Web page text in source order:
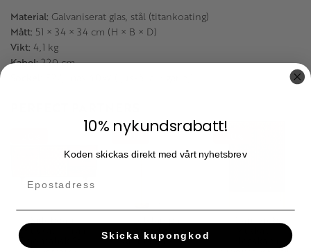
Material: Galvaniserat glas, stål (titankoating)
Mått: 51 × 34 × 34 cm (H × B × D)
Vikt: 4,1 kg
Kabel:220 cm
Sideboard
Muskat – Trä i
Orientalisk Stil,
Golvlampa
Arcadia –
Amber, 155 cm
20
Garderob
20
10% nykundsrabatt!
Koden skickas direkt med vårt nyhetsbrev
Skicka kupongkod